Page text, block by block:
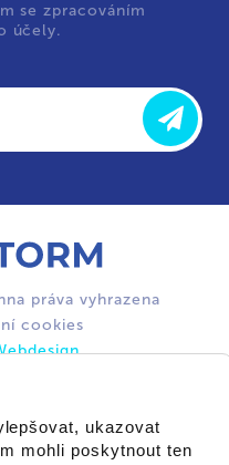
se zpracováním
účely.
práva vyhrazena
cookies
ukazovat
mohli poskytnout ten